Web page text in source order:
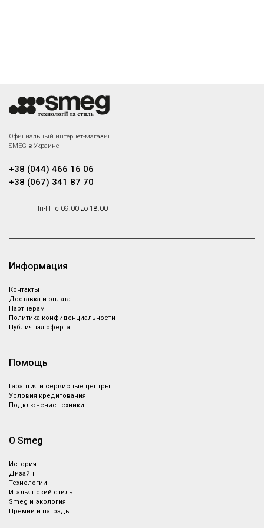
Официальный интернет-магазин
SMEG в Украине
+38 (044) 466 16 06
+38 (067) 341 87 70
Пн-Пт с 09:00 до 18:00
Информация
Контакты
Доставка и оплата
Партнёрам
Политика конфиденциальности
Публичная оферта
Помощь
Гарантия и сервисные центры
Условия кредитования
Подключение техники
О Smeg
История
Дизайн
Технологии
Итальянский стиль
Smeg и экология
Премии и награды